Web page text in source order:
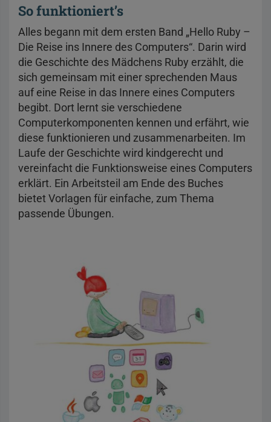
So funktioniert’s
Alles begann mit dem ersten Band „Hello Ruby –
Die Reise ins Innere des Computers“. Darin wird
die Geschichte des Mädchens Ruby erzählt, die
sich gemeinsam mit einer sprechenden Maus
auf eine Reise in das Innere eines Computers
begibt. Dort lernt sie verschiedene
Computerkomponenten kennen und erfährt, wie
diese funktionieren und zusammenarbeiten. Im
Laufe der Geschichte wird kindgerecht und
vereinfacht die Funktionsweise eines Computers
erklärt. Ein Arbeitsteil am Ende des Buches
bietet Vorlagen für einfache, zum Thema
passende Übungen.